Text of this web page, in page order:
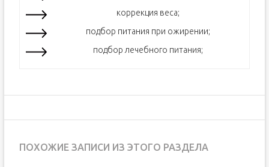
коррекция веса;
подбор питания при ожирении;
подбор лечебного питания;
ПОХОЖИЕ ЗАПИСИ ИЗ ЭТОГО РАЗДЕЛА